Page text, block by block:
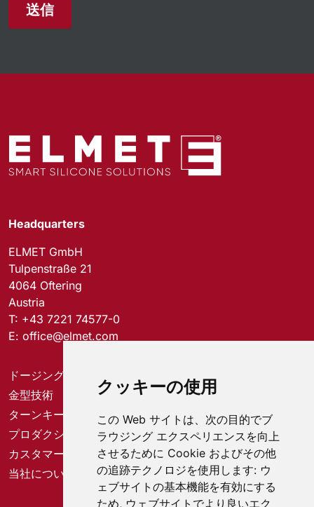
クッキーの使用
この Web サイトは、次の目的でブ
ラウジング エクスペリエンスを向上
させるために Cookie およびその他
の追跡テクノロジを使用します: ウ
ェブサイトの基本機能を有効にする
ため, ウェブサイトでより良いエク
送信
Headquarters
ELMET GmbH
Tulpenstraße 21
4064 Oftering
Austria
T: +43 7221 74577-0
E: office@elmet.com
ドージングシステム
金型技術
ターンキーソリューション
プロダクションソリューション
カスタマーサービスセンター
当社について